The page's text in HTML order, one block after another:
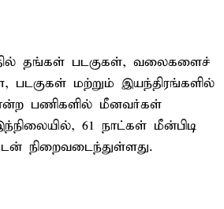
தங்கள் படகுகள், வலைகளைச்
படகுகள் மற்றும் இயந்திரங்களில்
பணிகளில் மீனவர்கள்
61 நாட்கள் மீன்பிடி
நிறைவடைந்துள்ளது.